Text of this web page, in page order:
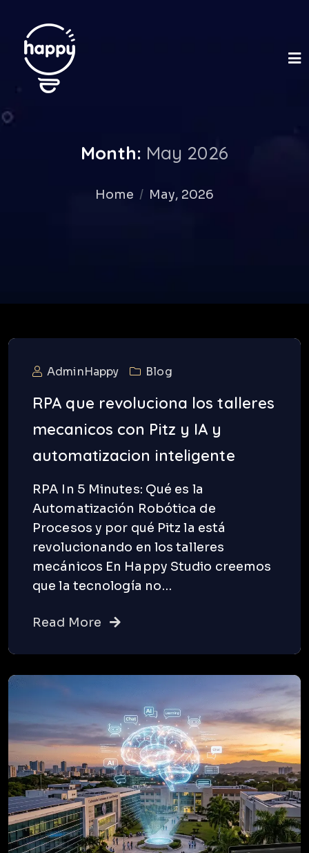
Month: May 2026
Home May, 2026
AdminHappy Blog
RPA que revoluciona los talleres
mecanicos con Pitz y IA y
automatizacion inteligente
RPA In 5 Minutes: Qué es la
Automatización Robótica de
Procesos y por qué Pitz la está
revolucionando en los talleres
mecánicos En Happy Studio creemos
que la tecnología no…
Read More